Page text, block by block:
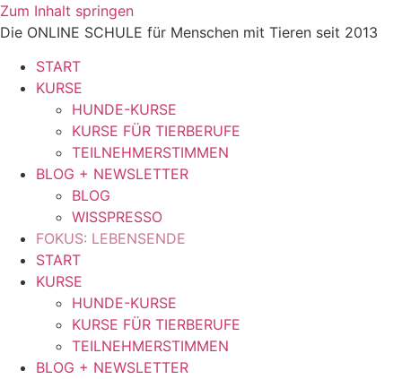
Zum Inhalt springen
Die ONLINE SCHULE für Menschen mit Tieren seit 2013
START
KURSE
HUNDE-KURSE
KURSE FÜR TIERBERUFE
TEILNEHMERSTIMMEN
BLOG + NEWSLETTER
BLOG
WISSPRESSO
FOKUS: LEBENSENDE
START
KURSE
HUNDE-KURSE
KURSE FÜR TIERBERUFE
TEILNEHMERSTIMMEN
BLOG + NEWSLETTER